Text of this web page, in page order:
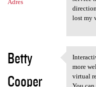
Adres
lost my
Betty
Cooper
more
virtual